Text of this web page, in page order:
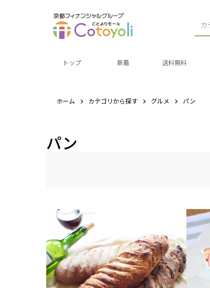
カ
トップ 新着 送料無料
ホーム カテゴリから探す グルメ パン
パン